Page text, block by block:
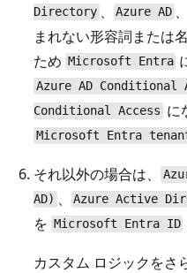
Directory 、 Azure AD
まれない形容詞または
ため Microsoft Entra
Azure AD Conditional
Conditional Access に
Microsoft Entra
それ以外の場合は、
AD) 、 Azure Active
を Microsoft Entra ID
カスタム ロジックをさ